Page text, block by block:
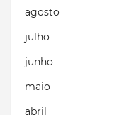
agosto
julho
junho
maio
abril